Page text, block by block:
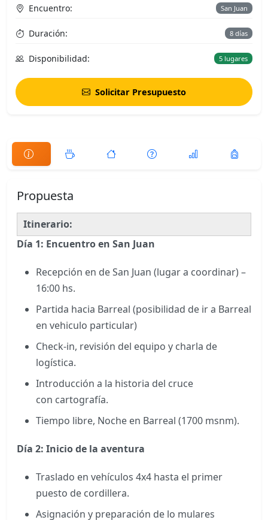
Encuentro: San Juan
Duración: 8 días
Disponibilidad: 5 lugares
Solicitar Presupuesto
Propuesta
Itinerario:
Día 1: Encuentro en San Juan
Recepción en de San Juan (lugar a coordinar) –
16:00 hs.
Partida hacia Barreal (posibilidad de ir a Barreal
en vehiculo particular)
Check-in, revisión del equipo y charla de
logística.
Introducción a la historia del cruce
con cartografía.
Tiempo libre, Noche en Barreal (1700 msnm).
Día 2: Inicio de la aventura
Traslado en vehículos 4x4 hasta el primer
puesto de cordillera.
Asignación y preparación de lo mulares